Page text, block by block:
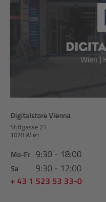
Digitalstore Vienna
Stiftgasse 21
1070 Wien
Mo-Fr 9:30 - 18:00
Sa 9:30 - 12:00
+ 43 1 523 53 33-0